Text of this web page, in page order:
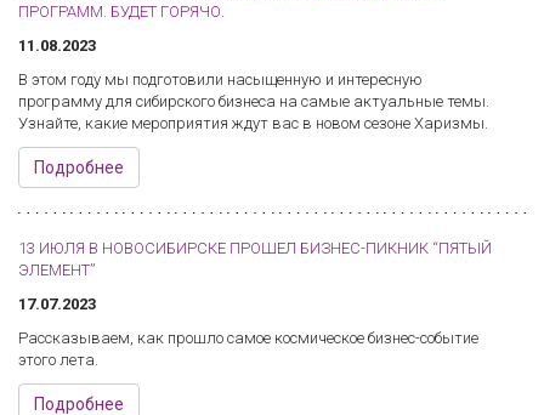
ПРОГРАММ. БУДЕТ ГОРЯЧО.
11.08.2023
В этом году мы подготовили насыщенную и интересную
программу для сибирского бизнеса на самые актуальные темы.
Узнайте, какие мероприятия ждут вас в новом сезоне Харизмы.
Подробнее
13 ИЮЛЯ В НОВОСИБИРСКЕ ПРОШЕЛ БИЗНЕС-ПИКНИК “ПЯТЫЙ
ЭЛЕМЕНТ”
17.07.2023
Рассказываем, как прошло самое космическое бизнес-событие
этого лета.
Подробнее